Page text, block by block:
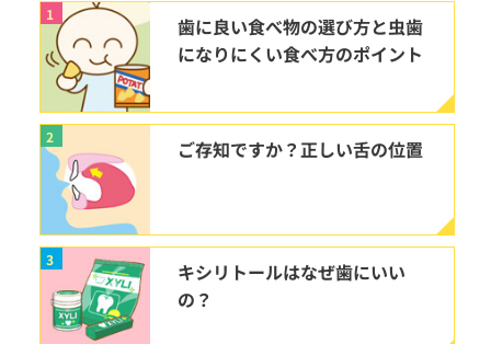
1
歯に良い食べ物の選び方と虫歯
になりにくい食べ方のポイント
2 ご存知ですか？正しい舌の位置
3
キシリトールはなぜ歯にいい
の？